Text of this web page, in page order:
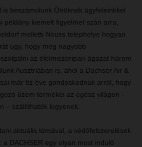
beszámolunk Önöknek ügyfeleinkkel
példány kiemelt figyelmet szán arra,
melletti Neuss telephelye hogyan
úgy, hogy még nagyobb
az élelmiszeripari-ágazat három
Ausztriában is, ahol a Dachser Air &
már tíz éve gondoskodnak arról, hogy
üzem termékei az egész világon -
– szállíthatók legyenek.
aktuális témával, a védőfelszerelések
a DACHSER egy olyan most induló